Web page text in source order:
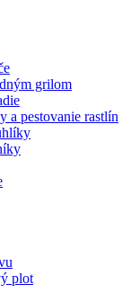
grilom
a pestovanie rastlín
plot